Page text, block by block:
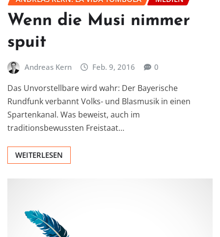
Wenn die Musi nimmer
spuit
Andreas Kern Feb. 9, 2016 0
Das Unvorstellbare wird wahr: Der Bayerische
Rundfunk verbannt Volks- und Blasmusik in einen
Spartenkanal. Was beweist, auch im
traditionsbewussten Freistaat…
WEITERLESEN